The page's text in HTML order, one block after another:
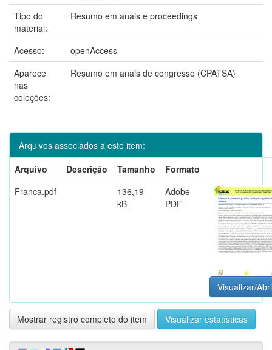
Tipo do
material:
Resumo em anais e proceedings
Acesso:
openAccess
Aparece
nas
coleções:
Resumo em anais de congresso (CPATSA)
Arquivos associados a este item:
Arquivo
Descrição Tamanho
Formato
Franca.pdf
136,19
kB
Adobe
PDF
Visualizar/
Mostrar registro completo do item Visualizar estatísticas